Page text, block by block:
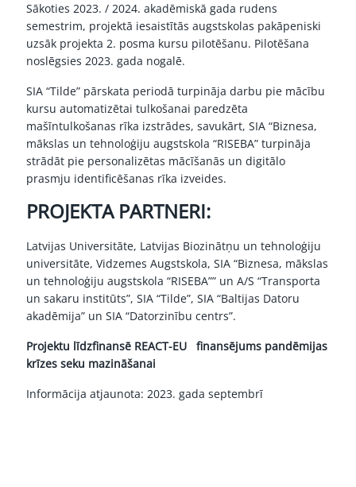
Sākoties 2023. / 2024. akadēmiskā gada rudens
semestrim, projektā iesaistītās augstskolas pakāpeniski
uzsāk projekta 2. posma kursu pilotēšanu. Pilotēšana
noslēgsies 2023. gada nogalē.
SIA “Tilde” pārskata periodā turpināja darbu pie mācību
kursu automatizētai tulkošanai paredzēta
mašīntulkošanas rīka izstrādes, savukārt, SIA “Biznesa,
mākslas un tehnoloģiju augstskola “RISEBA” turpināja
strādāt pie personalizētas mācīšanās un digitālo
prasmju identificēšanas rīka izveides.
PROJEKTA PARTNERI:
Latvijas Universitāte, Latvijas Biozinātņu un tehnoloģiju
universitāte, Vidzemes Augstskola, SIA “Biznesa, mākslas
un tehnoloģiju augstskola “RISEBA”” un A/S “Transporta
un sakaru institūts”, SIA “Tilde”, SIA “Baltijas Datoru
akadēmija” un SIA “Datorzinību centrs”.
Projektu līdzfinansē REACT-EU finansējums pandēmijas
krīzes seku mazināšanai
Informācija atjaunota: 2023. gada septembrī